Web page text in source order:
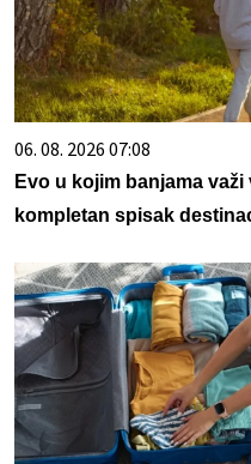
06. 08. 2026 07:08
Evo u kojim banjama
kompletan spisak